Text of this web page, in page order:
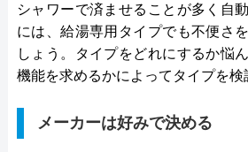
シャワーで済ませることが多く自
には、給湯専用タイプでも不便さ
しょう。タイプをどれにするか悩
機能を求めるかによってタイプを検
メーカーは好みで決める